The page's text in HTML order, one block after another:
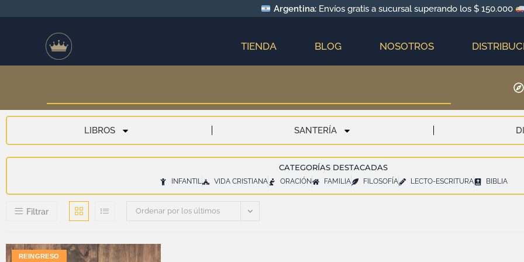
Argentina:Envíos gratis a sucursal superando los $ 150.000
TIENDA BLOG NOSOTROS
LIBROS SANTERÍA
CATEGORÍAS DESTACADAS
INFANTIL VIDA CRISTIANA ORACIÓN FAMILIA FILOSOFÍA LECTO-ESCRITURA BIBLIA
Filtrar Ordenar por los últimos
REINGRESO